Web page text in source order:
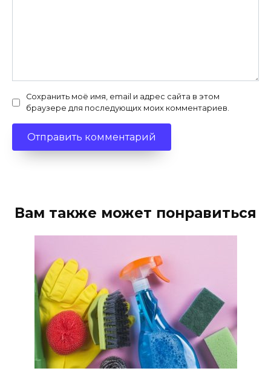
Сохранить моё имя, email и адрес сайта в этом
браузере для последующих моих комментариев.
Вам также может понравиться